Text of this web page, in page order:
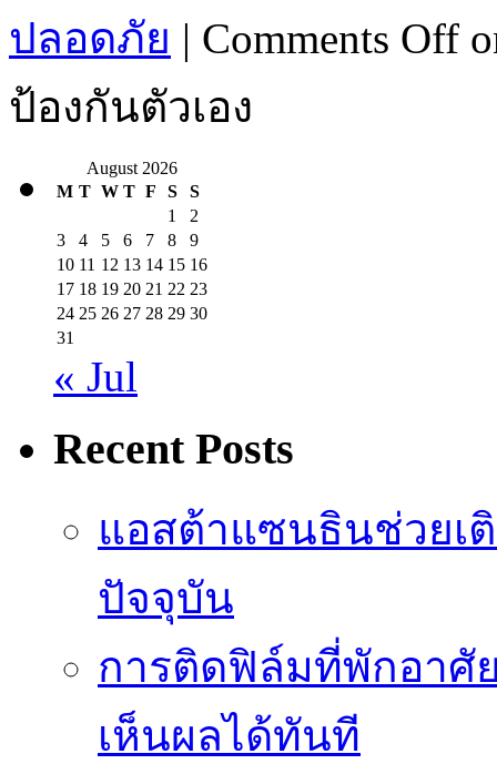
ปลอดภัย | Comments Off
ป้องกันตัวเอง
August 2026
M T W T F S
S
1
2
3
4 5 6 7 8
9
10 11 12 13 14 15 16
17 18 19 20 21 22 23
24 25 26 27 28 29 30
31
« Jul
Recent Posts
แอสต้าแซนธินช่วยเ
ปัจจุบัน
การติดฟิล์มที่พักอาศั
เห็นผลได้ทันที